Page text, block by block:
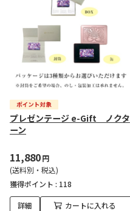
プレゼンテージ e-Gift ノクタ
ーン
11,880円
(送料別・税込)
獲得ポイント : 118
詳細 カートに入れる